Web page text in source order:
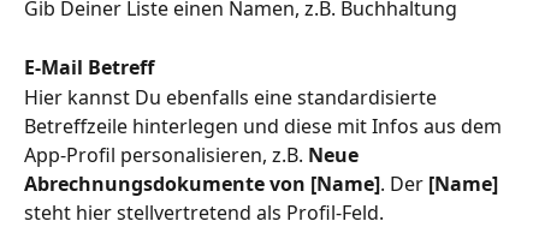
Gib Deiner Liste einen Namen, z.B. Buchhaltung
E-Mail Betreff
Hier kannst Du ebenfalls eine standardisierte
Betreffzeile hinterlegen und diese mit Infos aus dem
App-Profil personalisieren, z.B. Neue
Abrechnungsdokumente von [Name]. Der [Name]
steht hier stellvertretend als Profil-Feld.